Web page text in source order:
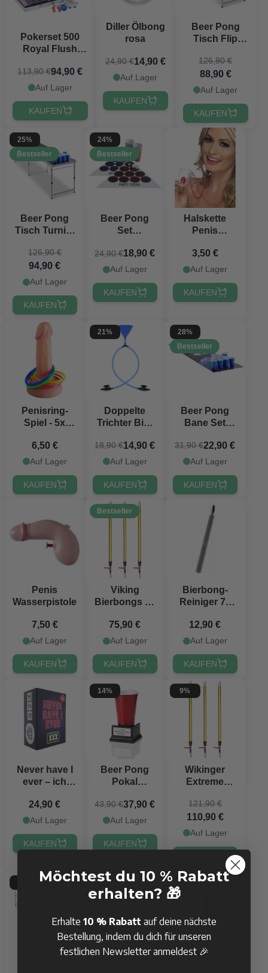
Pokerset 500
Royal Flush
Aluminiumkoffer
High-Stakes
113,90 €94,90 €
Auf Lager
KAUFEN
Diller Ölbong
rosa
24,90 €14,90 €
Auf Lager
KAUFEN
Beer Pong
Tisch Flip
PartyVikings -
Offizielle
Maße
126,90 €
88,90 €
Auf Lager
KAUFEN
25%
Bestseller
Beer Pong
Tisch Turnier
Offizielle
Maße
126,90 €
94,90 €
Auf Lager
KAUFEN
24%
Bestseller
Beer Pong
Set
inkl.
Tischdecken,
Bechern
24,90 €18,90 €
Auf Lager
KAUFEN
Halskette
Penis
3,50 €
Auf Lager
KAUFEN
Penisring-
Spiel - 5x
6,50 €
Auf Lager
KAUFEN
21%
Doppelte
Trichter Bier
18,90 €14,90 €
Auf Lager
KAUFEN
28%
Bestseller
Beer Pong
Bane Set
inkl.
Tischdecke,
Beer Pong
Bällen
31,90 €22,90 €
Auf Lager
KAUFEN
Penis
Wasserpistole
7,50 €
Auf Lager
KAUFEN
Bestseller
Viking
Bierbongs 67
PartyVikings
® 3x
75,90 €
Auf Lager
KAUFEN
Bierbong-
Reiniger 75
12,90 €
Auf Lager
KAUFEN
Never have I
ever – ich
Spiel
24,90 €
Auf Lager
KAUFEN
14%
Beer Pong
Pokal
18,5x10 cm
43,90 €37,90 €
Auf Lager
KAUFEN
9%
Wikinger
Extreme
100 cm 3x
PartyVikings
®
121,90 €
110,90 €
Auf Lager
40%
Bestseller
11%
Möchtest du 10 % Rabatt
erhalten? 🎁
Erhalte 10 % Rabatt auf deine nächste
Bestellung, indem du dich für unseren
festlichen Newsletter anmeldest 🎉